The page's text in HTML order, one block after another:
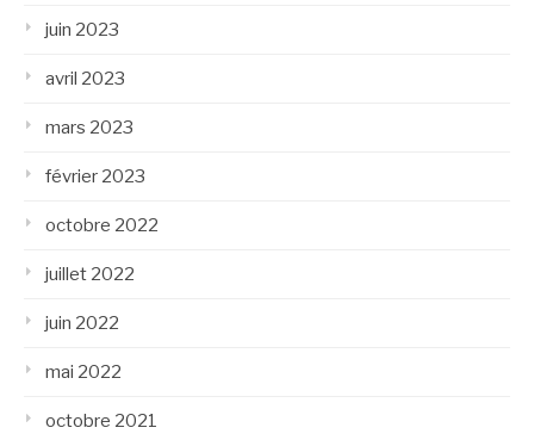
juin 2023
avril 2023
mars 2023
février 2023
octobre 2022
juillet 2022
juin 2022
mai 2022
octobre 2021